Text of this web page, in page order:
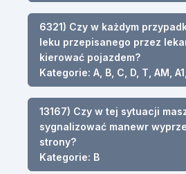
6321) Czy w każdym
leku przepisanego przez
kierować pojazdem?
Kategorie: A, B, C, D, T, AM,
13167) Czy w tej sytuacji
sygnalizować manewr
strony?
Kategorie: B